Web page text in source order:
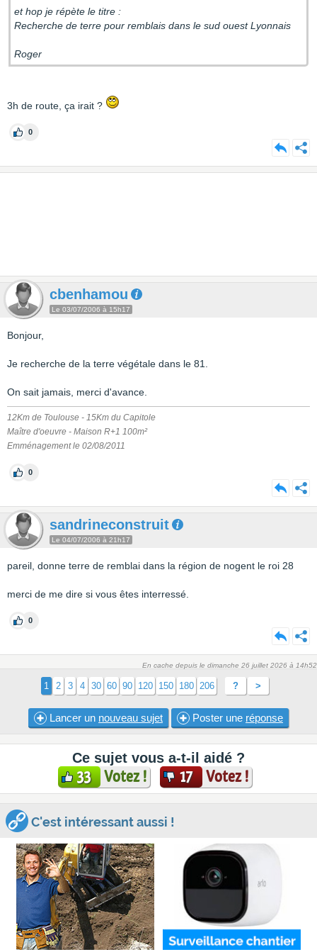
et hop je répète le titre :
Recherche de terre pour remblais dans le sud ouest Lyonnais
Roger
3h de route, ça irait ?
0
cbenhamou
Le 03/07/2006 à 15h17
Bonjour,
Je recherche de la terre végétale dans le 81.
On sait jamais, merci d'avance.
12Km de Toulouse - 15Km du Capitole
Maître d'oeuvre - Maison R+1 100m²
Emménagement le 02/08/2011
0
sandrineconstruit
Le 04/07/2006 à 21h17
pareil, donne terre de remblai dans la région de nogent le roi 28
merci de me dire si vous êtes interressé.
0
En cache depuis le dimanche 26 juillet 2026 à 14h52
1 2 3 4 30 60 90 120 150 180 206 ? >
Lancer un nouveau sujet Poster une réponse
Ce sujet vous a-t-il aidé ?
33 Votez ! 17 Votez !
C'est intéressant aussi !